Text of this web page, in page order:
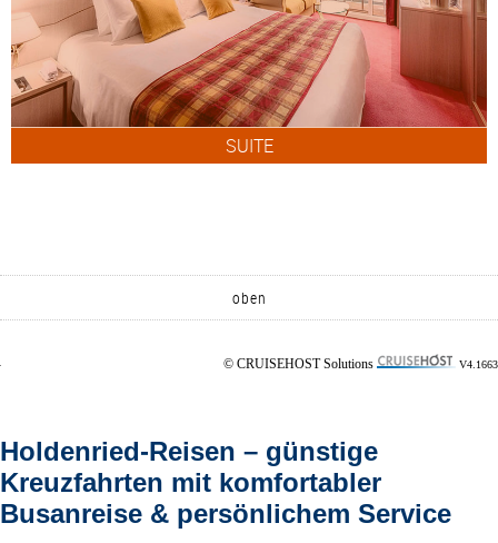
SUITE
oben
© CRUISEHOST Solutions V4.1663
Holdenried-Reisen – günstige
Kreuzfahrten mit komfortabler
Busanreise & persönlichem Service